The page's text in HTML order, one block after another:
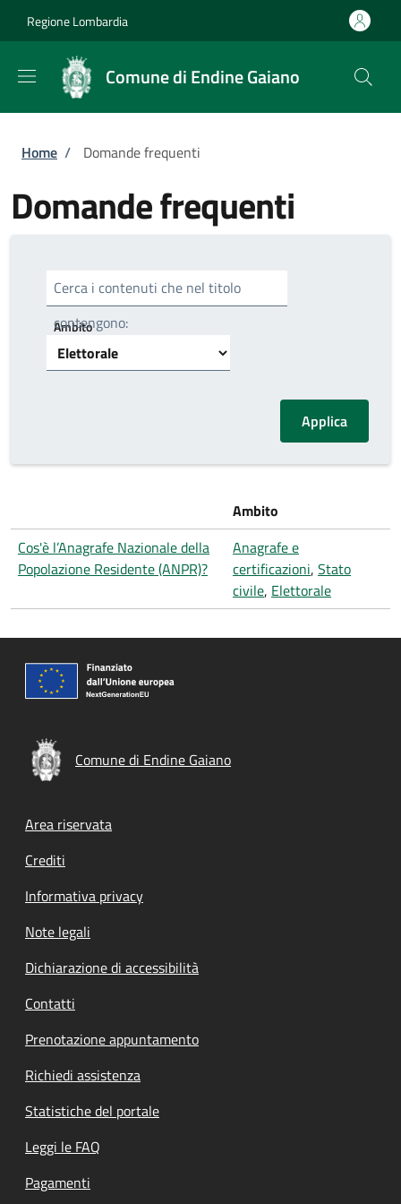
Regione Lombardia
Comune di Endine Gaiano
Briciole di pane
Home / Domande frequenti
Domande frequenti
Cerca i contenuti che nel titolo
contengono:
Ambito
Ambito
Cos'è l’Anagrafe Nazionale della
Popolazione Residente (ANPR)?
Anagrafe e
certificazioni, Stato
civile, Elettorale
Comune di Endine Gaiano
Footer menu
Area riservata
Crediti
Informativa privacy
Note legali
Dichiarazione di accessibilità
Contatti
Prenotazione appuntamento
Richiedi assistenza
Statistiche del portale
Leggi le FAQ
Pagamenti